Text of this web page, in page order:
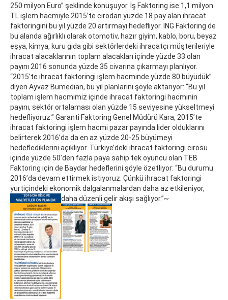
250 milyon Euro” şeklinde konuşuyor. İş Faktoring ise 1,1 milyon
TL işlem hacmiyle 2015’te cirodan yüzde 18 pay alan ihracat
faktoringini bu yıl yüzde 20 artırmayı hedefliyor. ING Faktoring de
bu alanda ağırlıklı olarak otomotiv, hazır giyim, kablo, boru, beyaz
eşya, kimya, kuru gıda gibi sektörlerdeki ihracatçı müşterileriyle
ihracat alacaklarının toplam alacakları içinde yüzde 33 olan
payını 2016 sonunda yüzde 35 civarına çıkarmayı planlıyor.
“2015’te ihracat faktoringi işlem hacminde yüzde 80 büyüdük”
diyen Ayvaz Bumedian, bu yıl planlarını şöyle aktarıyor: “Bu yıl
toplam işlem hacmimiz içinde ihracat faktoringi hacminin
payını, sektör ortalaması olan yüzde 15 seviyesine yükseltmeyi
hedefliyoruz.” Garanti Faktoring Genel Müdürü Kara, 2015’te
ihracat faktoringi işlem hacmi pazar payında lider olduklarını
belirterek 2016’da da en az yüzde 20-25 büyümeyi
hedeflediklerini açıklıyor. Türkiye’deki ihracat faktoringi cirosu
içinde yüzde 50’den fazla paya sahip tek oyuncu olan TEB
Faktoring için de Baydar hedeflerini şöyle özetliyor: “Bu durumu
2016’da devam ettirmek istiyoruz. Çünkü ihracat faktoringi
yurtiçindeki ekonomik dalgalanmalardan daha az etkileniyor,
daha düzenli gelir akışı sağlıyor.”~